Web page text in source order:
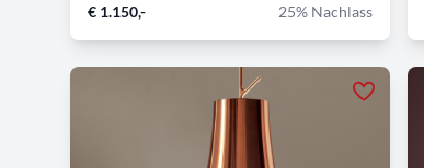
€ 1.150,- 25% Nachlass